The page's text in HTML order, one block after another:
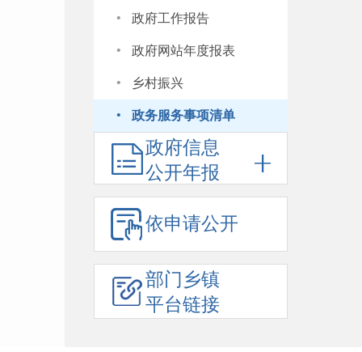
· 政府工作报告
· 政府网站年度报表
· 乡村振兴
· 政务服务事项清单
政府信息
公开年报
依申请公开
部门乡镇
平台链接